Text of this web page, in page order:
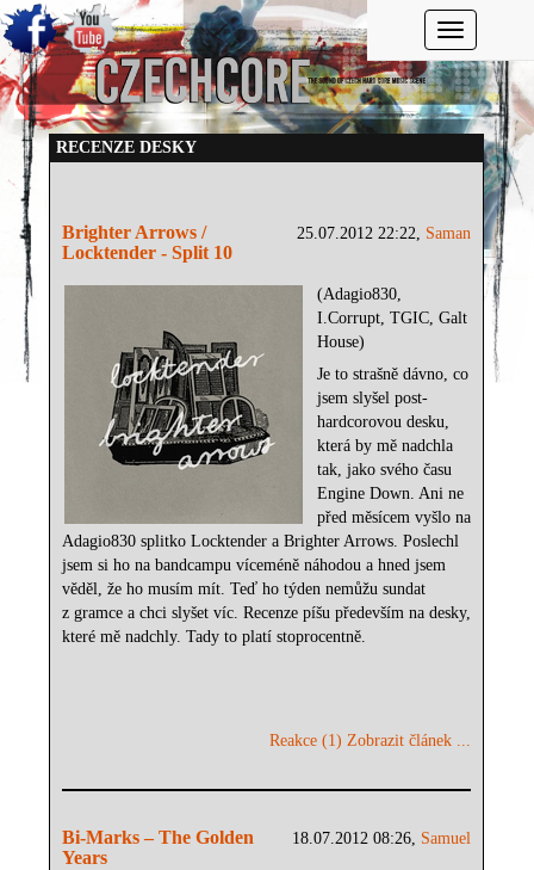
Toggle
RECENZE DESKY
25.07.2012 22:22, Saman
Brighter Arrows /
Locktender - Split 10
(Adagio830,
I.Corrupt, TGIC, Galt
House)
Je to strašně dávno, co
jsem slyšel post-
hardcorovou desku,
která by mě nadchla
tak, jako svého času
Engine Down. Ani ne
před měsícem vyšlo na
Adagio830 splitko Locktender a Brighter Arrows. Poslechl
jsem si ho na bandcampu víceméně náhodou a hned jsem
věděl, že ho musím mít. Teď ho týden nemůžu sundat
z gramce a chci slyšet víc. Recenze píšu především na desky,
které mě nadchly. Tady to platí stoprocentně.
Reakce (1) Zobrazit článek ...
18.07.2012 08:26, Samuel
Bi-Marks ‎– The Golden
Years